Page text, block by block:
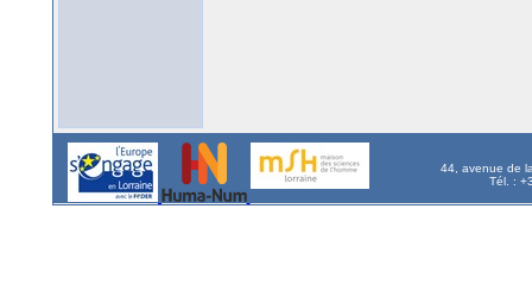
44, avenue de
Tél. :